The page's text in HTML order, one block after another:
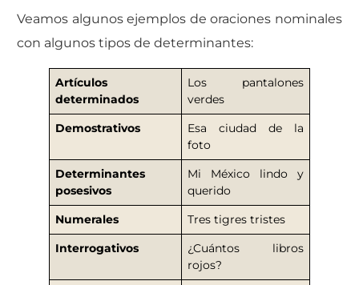
Veamos algunos ejemplos de oraciones nominales
con algunos tipos de determinantes:
Artículos
determinados
Los pantalones
verdes
Demostrativos
Esa ciudad de la
foto
Determinantes
posesivos
Mi México lindo y
querido
Numerales
Tres tigres tristes
Interrogativos
¿Cuántos libros
rojos?